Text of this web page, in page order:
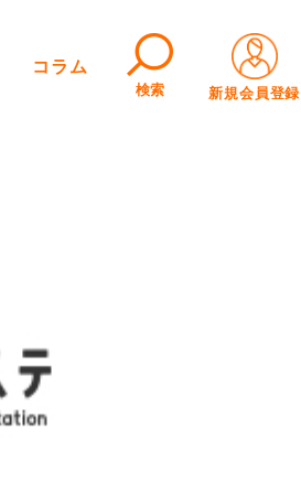
コラム
検索 新規会員登録